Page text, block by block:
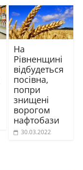
На
Рівненщині
відбудеться
посівна,
попри
знищені
ворогом
нафтобази
30.03.2022